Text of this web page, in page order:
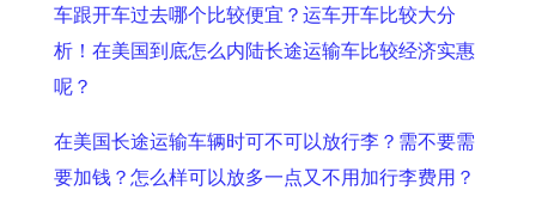
车跟开车过去哪个比较便宜？运车开车比较大分
析！在美国到底怎么内陆长途运输车比较经济实惠
呢？
在美国长途运输车辆时可不可以放行李？需不要需
要加钱？怎么样可以放多一点又不用加行李费用？